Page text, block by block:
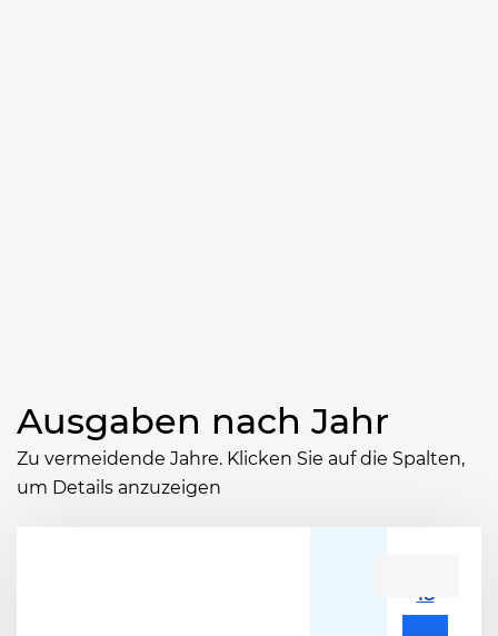
Ausgaben nach Jahr
Zu vermeidende Jahre. Klicken Sie auf die Spalten,
um Details anzuzeigen